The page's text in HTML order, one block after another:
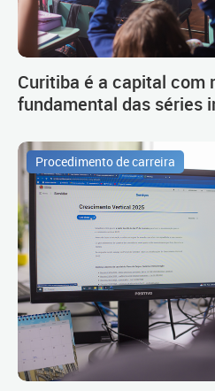
Curitiba é a capital com
fundamental das séries
Procedimento de carreira